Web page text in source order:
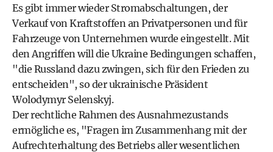
Es gibt immer wieder Stromabschaltungen, der
Verkauf von Kraftstoffen an Privatpersonen und für
Fahrzeuge von Unternehmen wurde eingestellt. Mit
den Angriffen will die Ukraine Bedingungen schaffen,
"die Russland dazu zwingen, sich für den Frieden zu
entscheiden", so der ukrainische Präsident
Wolodymyr Selenskyj.
Der rechtliche Rahmen des Ausnahmezustands
ermögliche es, "Fragen im Zusammenhang mit der
Aufrechterhaltung des Betriebs aller wesentlichen